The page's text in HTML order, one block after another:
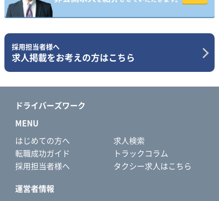
採用担当者様へ
求人掲載をお考えの方はこちら
ドライバーズワーク
MENU
はじめての方へ
求人検索
転職成功ガイド
トラックコラム
採用担当者様へ
タクシー求人はこちら
運営者情報